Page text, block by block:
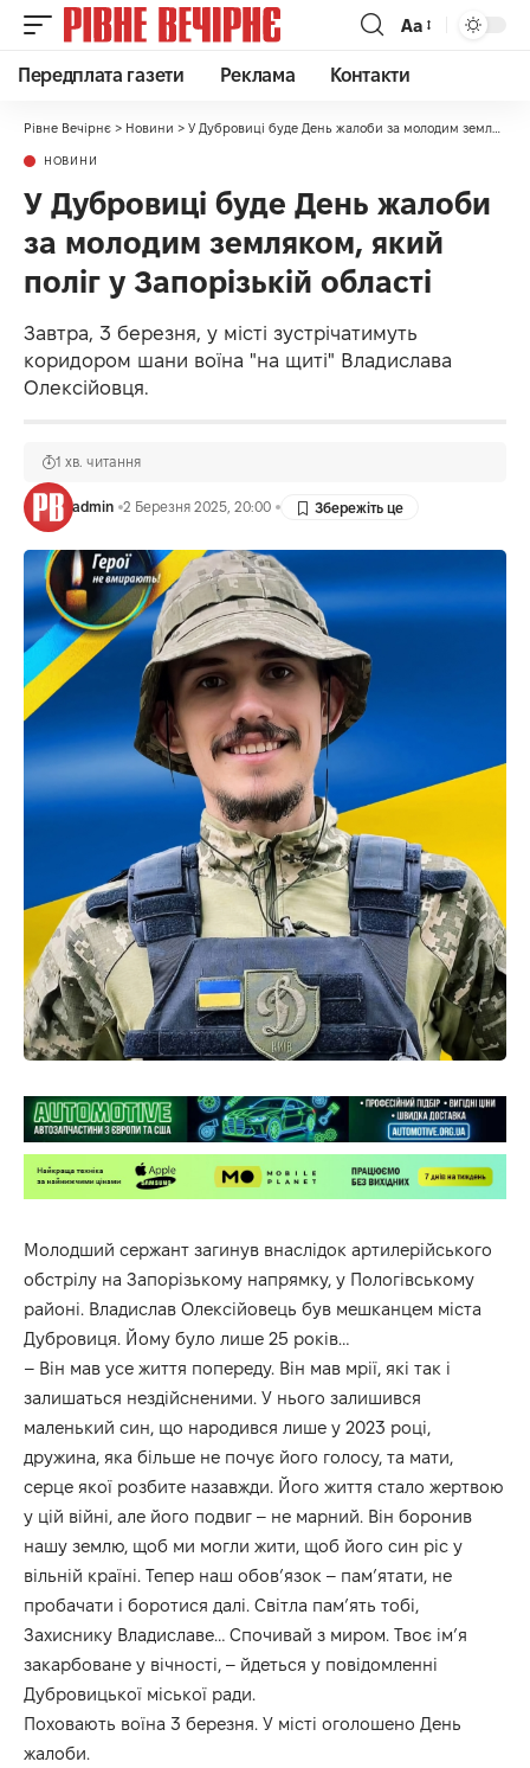
Аа
Передплата газети Реклама Контакти
Рівне Вечірнє > Новини > У Дубровиці буде День жалоби за молодим земляком, який поліг у Запорізькій області
НОВИНИ
У Дубровиці буде День жалоби
за молодим земляком, який
поліг у Запорізькій області
Завтра, 3 березня, у місті зустрічатимуть
коридором шани воїна "на щиті" Владислава
Олексійовця.
admin 2 Березня 2025, 20:00
1 хв. читання
Молодший сержант загинув внаслідок артилерійського
обстрілу на Запорізькому напрямку, у Пологівському
районі. Владислав Олексійовець був мешканцем міста
Дубровиця. Йому було лише 25 років…
– Він мав усе життя попереду. Він мав мрії, які так і
залишаться нездійсненими. У нього залишився
маленький син, що народився лише у 2023 році,
дружина, яка більше не почує його голосу, та мати,
серце якої розбите назавжди. Його життя стало жертвою
у цій війні, але його подвиг – не марний. Він боронив
нашу землю, щоб ми могли жити, щоб його син ріс у
вільній країні. Тепер наш обов’язок – пам’ятати, не
пробачати і боротися далі. Світла пам’ять тобі,
Захиснику Владиславе… Спочивай з миром. Твоє ім’я
закарбоване у вічності, – йдеться у повідомленні
Дубровицької міської ради.
Поховають воїна 3 березня. У місті оголошено День
жалоби.